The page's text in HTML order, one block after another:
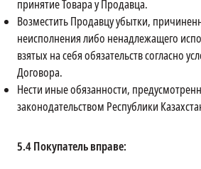
принятие Товара у Продавца.
Возместить Продавцу убытки,
неисполнения либо ненадлежащего
взятых на себя обязательств согласно
Договора.
Нести иные обязанности,
законодательством Республики
5.4Покупатель вправе: